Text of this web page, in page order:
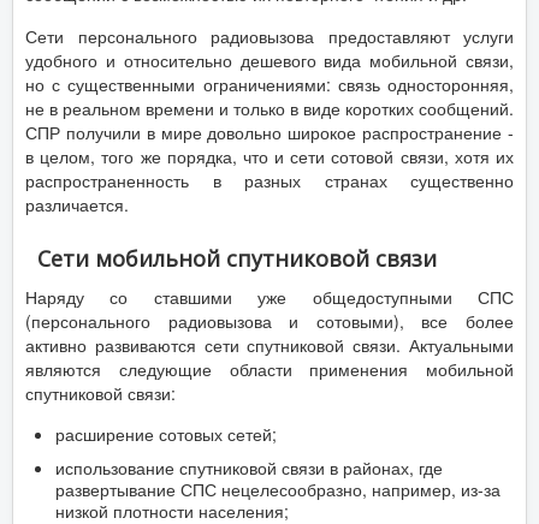
Сети персонального радиовызова предоставляют услуги
удобного и относительно дешевого вида мобильной связи,
но с существенными ограничениями: связь односторонняя,
не в реальном времени и только в виде коротких сообщений.
СПР получили в мире довольно широкое распространение -
в целом, того же порядка, что и сети сотовой связи, хотя их
распространенность в разных странах существенно
различается.
Сети мобильной спутниковой связи
Наряду со ставшими уже общедоступными СПС
(персонального радиовызова и сотовыми), все более
активно развиваются сети спутниковой связи. Актуальными
являются следующие области применения мобильной
спутниковой связи:
расширение сотовых сетей;
использование спутниковой связи в районах, где
развертывание СПС нецелесообразно, например, из-за
низкой плотности населения;